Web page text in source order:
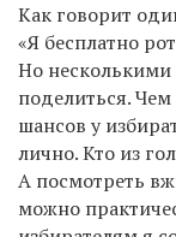
Как говорит
«Я бесплатно
Но несколькими
поделиться.
шансов у
лично. Кто из
А посмотреть
можно